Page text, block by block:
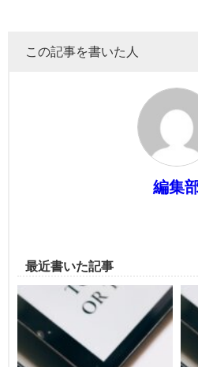
この記事を書いた人
編集
最近書いた記事